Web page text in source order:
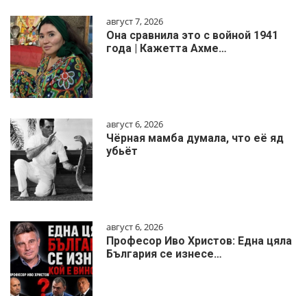
август 7, 2026
Она сравнила это с войной 1941
года | Кажетта Ахме…
август 6, 2026
Чёрная мамба думала, что её яд
убьёт
август 6, 2026
Професор Иво Христов: Една цяла
България се изнесе…